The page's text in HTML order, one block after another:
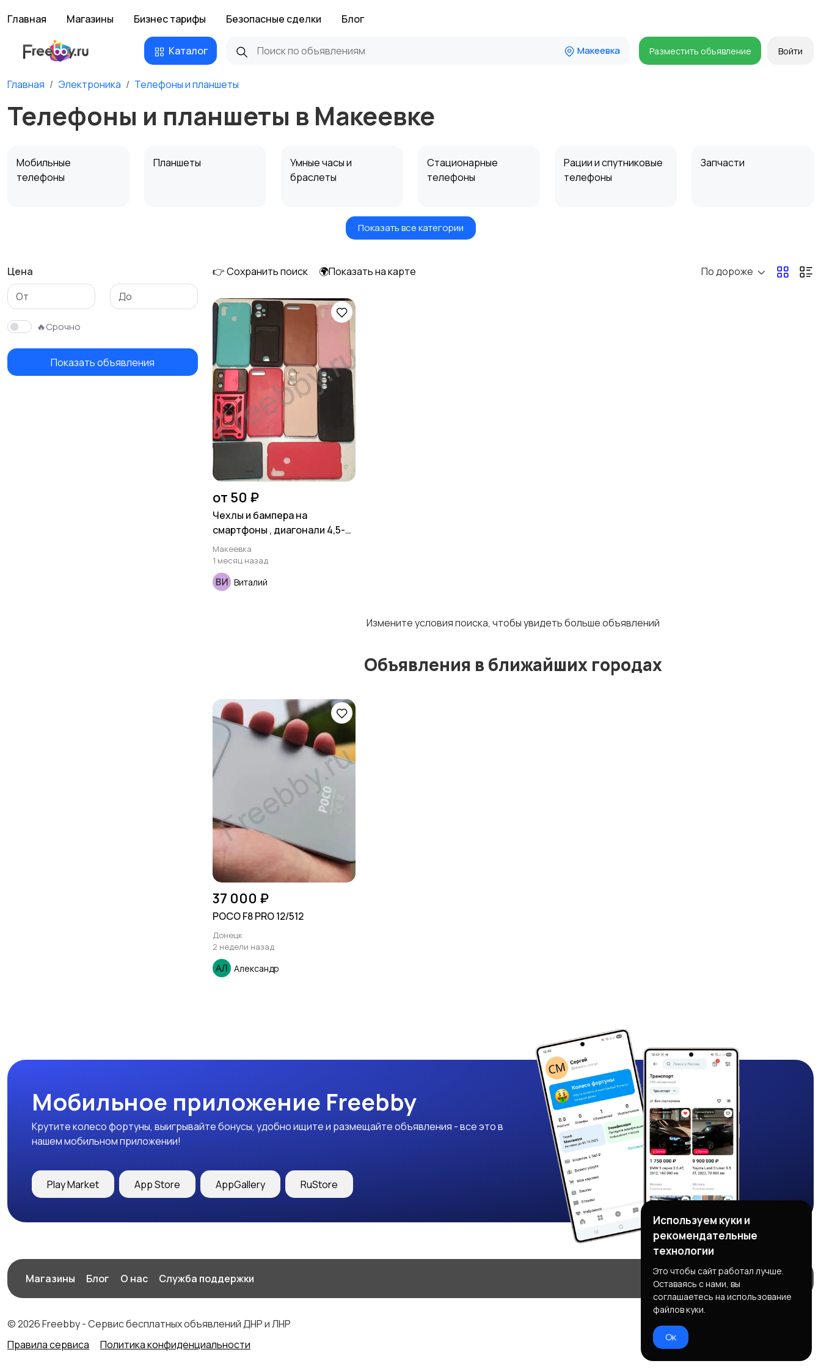
Главная Магазины Бизнес тарифы Безопасные сделки Блог
Каталог Макеевка Разместить объявление Войти
Главная Электроника Телефоны и планшеты
Телефоны и планшеты в Макеевке
Мобильные
телефоны
Планшеты
Умные часы и
браслеты
Стационарные
телефоны
Рации и спутниковые
телефоны
Запчасти
Показать все категории
Цена
🔥Срочно
Показать объявления
👉 Сохранить поиск 🌍Показать на карте По дороже
от 50 ₽
Чехлы и бампера на
смартфоны , диагонали 4,5-
6,0 , новые , неликвиды .
Макеевка
1 месяц назад
Виталий
Измените условия поиска, чтобы увидеть больше объявлений
Объявления в ближайших городах
37 000 ₽
POCO F8 PRO 12/512
Донецк
2 недели назад
Александр
Мобильное приложение Freebby
Крутите колесо фортуны, выигрывайте бонусы, удобно ищите и размещайте объявления - все это в
нашем мобильном приложении!
Play Market App Store AppGallery RuStore
Магазины Блог О нас Служба поддержки
© 2026 Freebby - Сервис бесплатных объявлений ДНР и ЛНР
Правила сервиса
Политика конфиденциальности
Используем куки и
рекомендательные
технологии
Это чтобы сайт работал лучше.
Оставаясь с нами, вы
соглашаетесь на использование
файлов куки.
Ок